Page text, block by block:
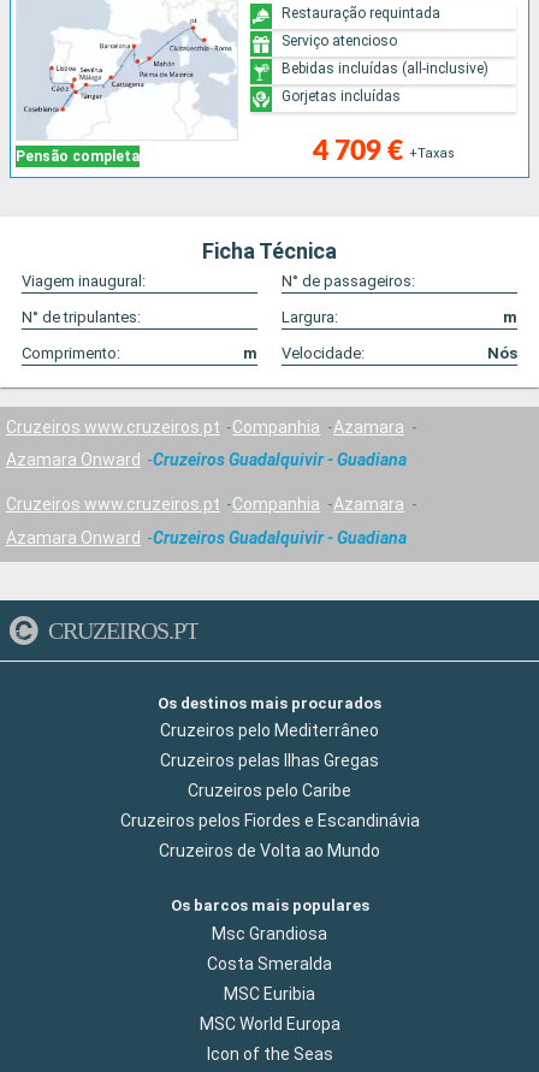
Pensão completa 4 709 € +Taxas
Restauração requintada
Serviço atencioso
Bebidas incluídas (all-inclusive)
Gorjetas incluídas
Ficha Técnica
Viagem inaugural:
N° de passageiros:
N° de tripulantes:
Largura:
m
Comprimento:
m Velocidade: Nós
Cruzeiros www.cruzeiros.pt Companhia
Azamara
Azamara Onward
Cruzeiros Guadalquivir - Guadiana
Cruzeiros www.cruzeiros.pt Companhia
Azamara
Azamara Onward
Cruzeiros Guadalquivir - Guadiana
CRUZEIROS.PT
Os destinos mais procurados
Cruzeiros pelo Mediterrâneo
Cruzeiros pelas Ilhas Gregas
Cruzeiros pelo Caribe
Cruzeiros pelos Fiordes e Escandinávia
Cruzeiros de Volta ao Mundo
Os barcos mais populares
Msc Grandiosa
Costa Smeralda
MSC Euribia
MSC World Europa
Icon of the Seas